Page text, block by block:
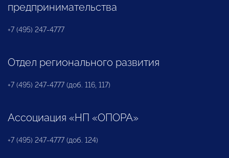
предпринимательства
+7 (495) 247-4777
Отдел регионального развития
+7 (495) 247-4777 (доб. 116, 117)
Ассоциация «НП «ОПОРА»
+7 (495) 247-4777 (доб. 124)